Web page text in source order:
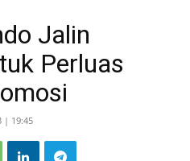
Jalin
Perluas
| 19:45